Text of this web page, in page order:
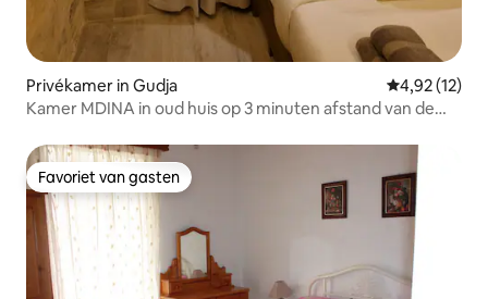
Privékamer in Gudja Gemiddelde
4,92 (12)
Kamer MDINA in oud huis op 3 minuten afstand van de
Favoriet van gasten
Favoriet van gasten